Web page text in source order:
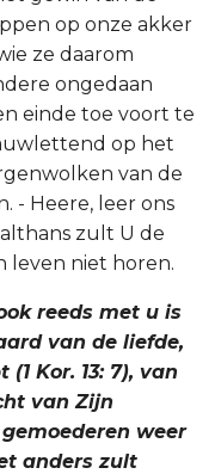
op onze akker
ze daarom
ongedaan
einde toe voort te
op het
van de
- Heere, leer ons
zult U de
leven niet horen.
reeds met u is
van de liefde,
Kor. 13: 7), van
van Zijn
weer
anders zult